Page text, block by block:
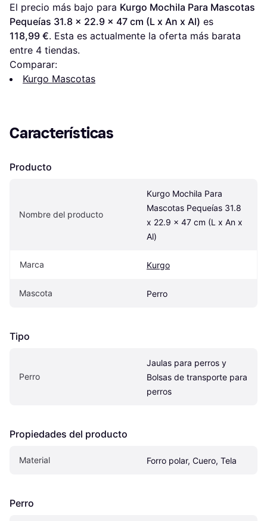
El precio más bajo para Kurgo Mochila Para Mascotas
Pequeías 31.8 x 22.9 x 47 cm (L x An x Al)
118,99 €. Esta es actualmente la oferta más barata
entre 4 tiendas.
Comparar:
Kurgo Mascotas
Características
Producto
Nombre del producto
Kurgo Mochila Para
Mascotas Pequeías 31.8
x 22.9 x 47 cm (L x An x
Al)
Marca Kurgo
Mascota Perro
Tipo
Perro
Jaulas para perros y
Bolsas de transporte para
perros
Propiedades del producto
Material Forro polar, Cuero, Tela
Perro